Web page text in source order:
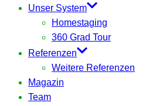
Unser System
Homestaging
360 Grad Tour
Referenzen
Weitere Referenzen
Magazin
Team